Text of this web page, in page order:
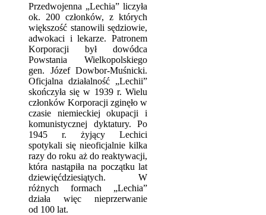
Przedwojenna „Lechia” liczyła
ok. 200 członków, z których
większość stanowili sędziowie,
adwokaci i lekarze. Patronem
Korporacji był dowódca
Powstania Wielkopolskiego
gen. Józef Dowbor-Muśnicki.
Oficjalna działalność „Lechii”
skończyła się w 1939 r. Wielu
członków Korporacji zginęło w
czasie niemieckiej okupacji i
komunistycznej dyktatury. Po
1945 r. żyjący Lechici
spotykali się nieoficjalnie kilka
razy do roku aż do reaktywacji,
która nastąpiła na początku lat
dziewięćdziesiątych. W
różnych formach „Lechia”
działa więc nieprzerwanie
od 100 lat.